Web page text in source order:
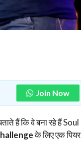
Join Now
हैं कि वे बना रहे हैं Soul
के लिए एक पियर